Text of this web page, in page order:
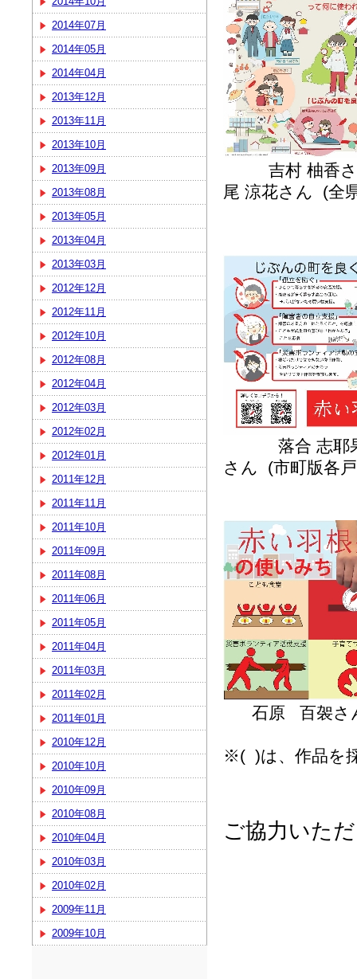
2014年07月
2014年05月
2014年04月
2013年12月
2013年11月
2013年10月
2013年09月
2013年08月
2013年05月
2013年04月
2013年03月
2012年12月
2012年11月
2012年10月
2012年08月
2012年04月
2012年03月
2012年02月
2012年01月
2011年12月
2011年11月
2011年10月
2011年09月
2011年08月
2011年06月
2011年05月
2011年04月
2011年03月
2011年02月
2011年01月
2010年12月
2010年10月
2010年09月
2010年08月
2010年04月
2010年03月
2010年02月
2009年11月
2009年10月
吉村 柚香さ
尾 涼花さん (全
落合 志耶
さん (市町版各
石原 百袈さ
※( )は、作品を
ご協力いた